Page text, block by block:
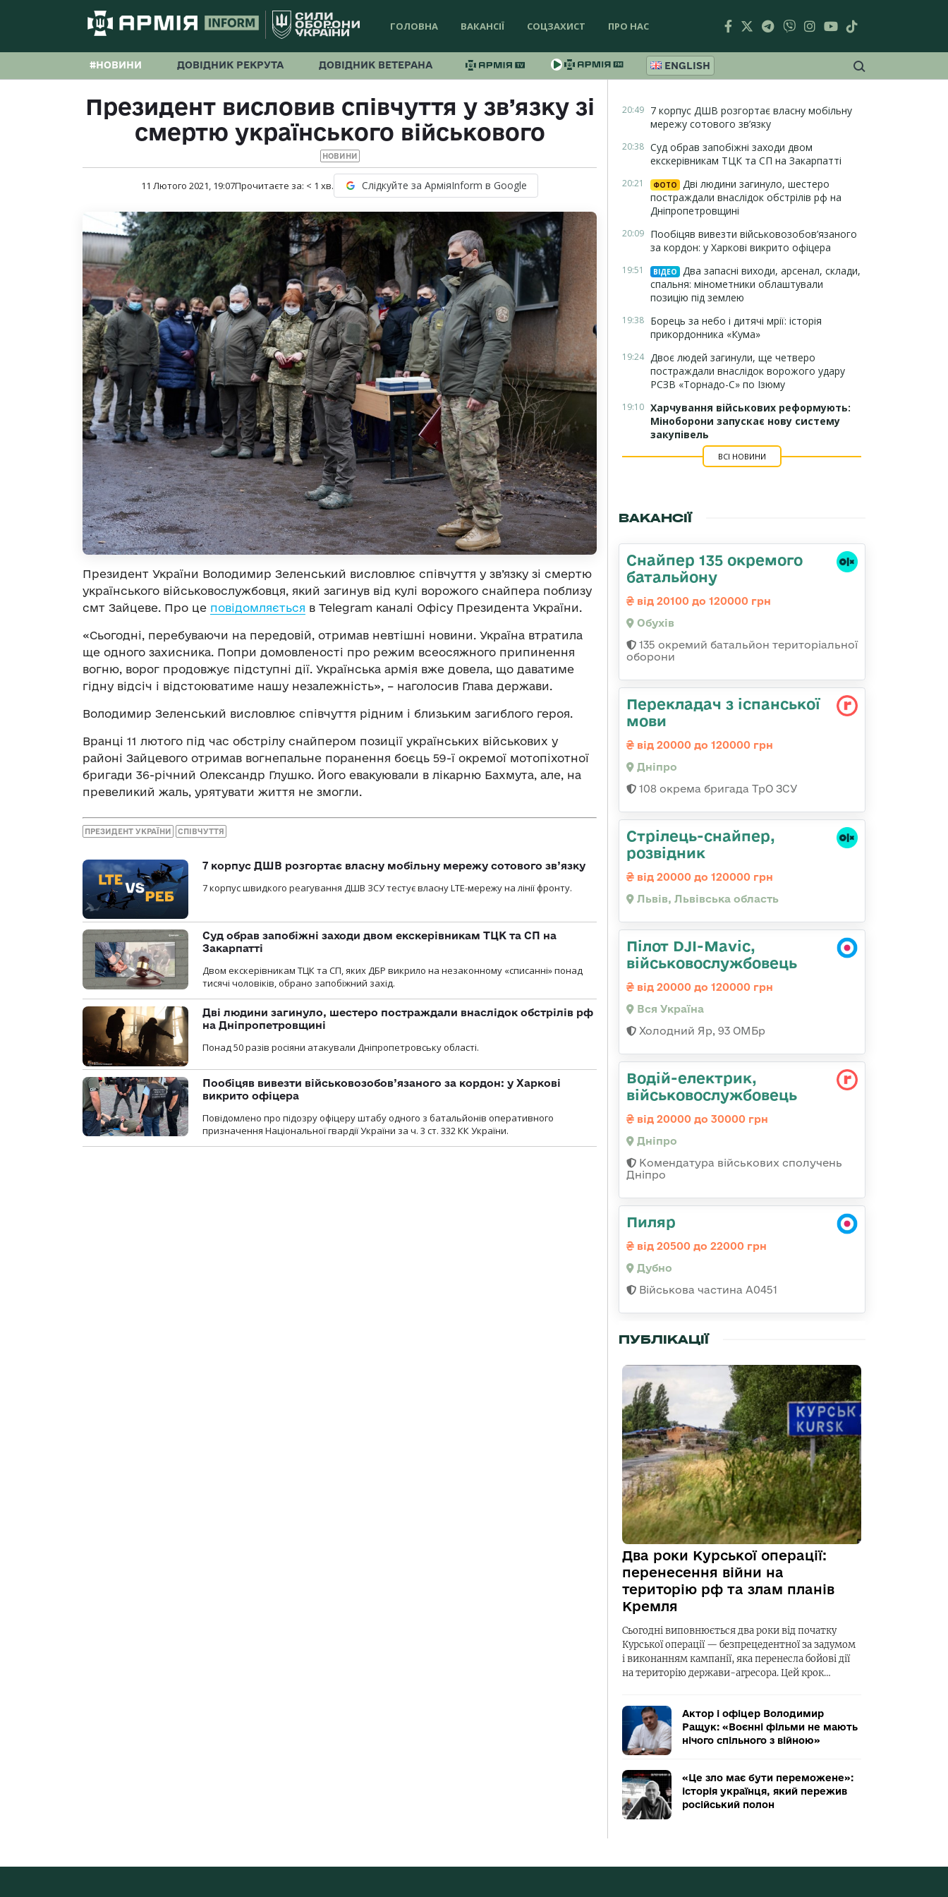
ГОЛОВНА ВАКАНСІЇ СОЦЗАХИСТ ПРО НАС
#НОВИНИ ДОВІДНИК РЕКРУТА ДОВІДНИК ВЕТЕРАНА ENGLISH
Президент висловив співчуття у зв’язку зі
смертю українського військового
НОВИНИ
11 Лютого 2021, 19:07Прочитаєте за: < 1 хв. Слідкуйте за АрміяInform в Google
Президент України Володимир Зеленський висловлює співчуття у зв’язку зі смертю
українського військовослужбовця, який загинув від кулі ворожого снайпера поблизу
смт Зайцеве. Про це повідомляється в Telegram каналі Офісу Президента України.
«Сьогодні, перебуваючи на передовій, отримав невтішні новини. Україна втратила
ще одного захисника. Попри домовленості про режим всеосяжного припинення
вогню, ворог продовжує підступні дії. Українська армія вже довела, що даватиме
гідну відсіч і відстоюватиме нашу незалежність», – наголосив Глава держави.
Володимир Зеленський висловлює співчуття рідним і близьким загиблого героя.
Вранці 11 лютого під час обстрілу снайпером позиції українських військових у
районі Зайцевого отримав вогнепальне поранення боєць 59-ї окремої мотопіхотної
бригади 36-річний Олександр Глушко. Його евакуювали в лікарню Бахмута, але, на
превеликий жаль, урятувати життя не змогли.
ПРЕЗИДЕНТ УКРАЇНИ СПІВЧУТТЯ
7 корпус ДШВ розгортає власну мобільну мережу сотового зв’язку
7 корпус швидкого реагування ДШВ ЗСУ тестує власну LTE-мережу на лінії фронту.
Суд обрав запобіжні заходи двом екскерівникам ТЦК та СП на
Закарпатті
Двом екскерівникам ТЦК та СП, яких ДБР викрило на незаконному «списанні» понад
тисячі чоловіків, обрано запобіжний захід.
Дві людини загинуло, шестеро постраждали внаслідок обстрілів рф
на Дніпропетровщині
Понад 50 разів росіяни атакували Дніпропетровську області.
Пообіцяв вивезти військовозобов’язаного за кордон: у Харкові
викрито офіцера
Повідомлено про підозру офіцеру штабу одного з батальйонів оперативного
призначення Національної гвардії України за ч. 3 ст. 332 КК України.
20:49 7 корпус ДШВ розгортає власну мобільну
мережу сотового зв’язку
20:38 Суд обрав запобіжні заходи двом
екскерівникам ТЦК та СП на Закарпатті
20:21 ФОТО
Дві людини загинуло, шестеро
постраждали внаслідок обстрілів рф на
Дніпропетровщині
20:09 Пообіцяв вивезти військовозобов’язаного
за кордон: у Харкові викрито офіцера
19:51 ВІДЕО
Два запасні виходи, арсенал, склади,
спальня: мінометники облаштували
позицію під землею
19:38 Борець за небо і дитячі мрії: історія
прикордонника «Кума»
19:24 Двоє людей загинули, ще четверо
постраждали внаслідок ворожого удару
РСЗВ «Торнадо-С» по Ізюму
19:10 Харчування військових реформують:
Міноборони запускає нову систему
закупівель
ВСІ НОВИНИ
ВАКАНСІЇ
Снайпер 135 окремого
батальйону
від 20100 до 120000 грн
Обухів
135 окремий батальйон територіальної
оборони
Перекладач з іспанської
мови
від 20000 до 120000 грн
Дніпро
108 окрема бригада ТрО ЗСУ
Стрілець-снайпер,
розвідник
від 20000 до 120000 грн
Львів, Львівська область
Пілот DJI-Mavic,
військовослужбовець
від 20000 до 120000 грн
Вся Україна
Холодний Яр, 93 ОМБр
Водій-електрик,
військовослужбовець
від 20000 до 30000 грн
Дніпро
Комендатура військових сполучень
Дніпро
Пиляр
від 20500 до 22000 грн
Дубно
Військова частина А0451
ПУБЛІКАЦІЇ
Два роки Курської операції:
перенесення війни на
територію рф та злам планів
Кремля
Сьогодні виповнюється два роки від початку
Курської операції — безпрецедентної за задумом
і виконанням кампанії, яка перенесла бойові дії
на територію держави-агресора. Цей крок…
Актор і офіцер Володимир
Ращук: «Воєнні фільми не мають
нічого спільного з війною»
«Це зло має бути переможене»:
історія українця, який пережив
російський полон